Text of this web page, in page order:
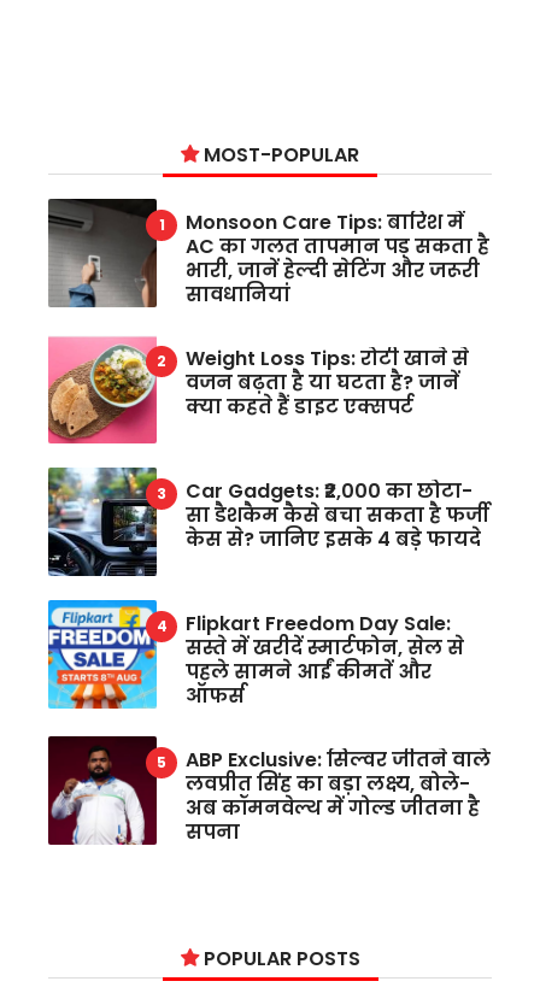
MOST-POPULAR
Monsoon Care Tips: बारिश में
AC का गलत तापमान पड़ सकता है
भारी, जानें हेल्दी सेटिंग और जरूरी
सावधानियां
Weight Loss Tips: रोटी खाने से
वजन बढ़ता है या घटता है? जानें
क्या कहते हैं डाइट एक्सपर्ट
Car Gadgets: ₹2,000 का छोटा-
सा डैशकैम कैसे बचा सकता है फर्जी
केस से? जानिए इसके 4 बड़े फायदे
Flipkart Freedom Day Sale:
सस्ते में खरीदें स्मार्टफोन, सेल से
पहले सामने आईं कीमतें और
ऑफर्स
ABP Exclusive: सिल्वर जीतने वाले
लवप्रीत सिंह का बड़ा लक्ष्य, बोले-
अब कॉमनवेल्थ में गोल्ड जीतना है
सपना
POPULAR POSTS